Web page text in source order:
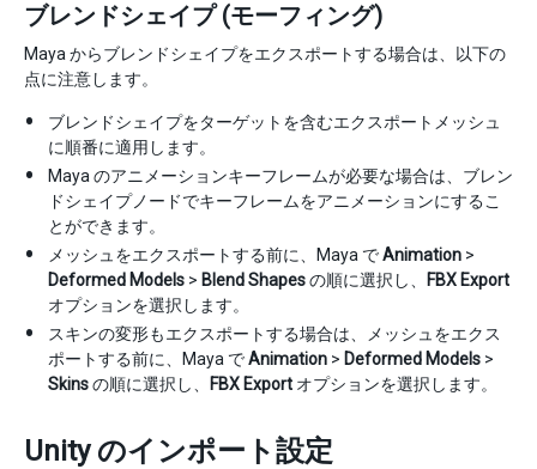
ブレンドシェイプ (モーフィング)
Maya からブレンドシェイプをエクスポートする場合は、以下の
点に注意します。
ブレンドシェイプをターゲットを含むエクスポートメッシュ
に順番に適用します。
Maya のアニメーションキーフレームが必要な場合は、ブレン
ドシェイプノードでキーフレームをアニメーションにするこ
とができます。
メッシュをエクスポートする前に、Maya でAnimation >
Deformed Models > Blend Shapesの順に選択し、
FBX Export
オプションを選択します。
スキンの変形もエクスポートする場合は、メッシュをエクス
ポートする前に、Maya でAnimation > Deformed Models >
Skinsの順に選択し、 FBX Export オプションを選択します。
Unity のインポート設定